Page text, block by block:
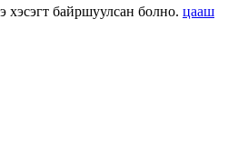
хэсэгт байршуулсан болно. цааш